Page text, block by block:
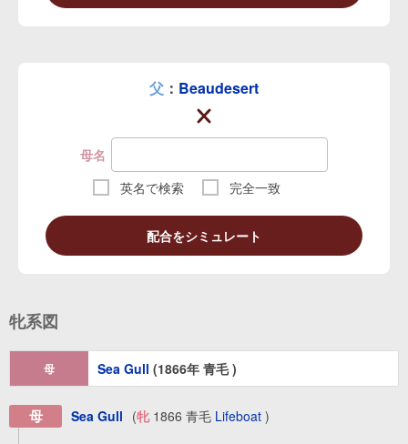
父 ： Beaudesert
母名
英名で検索
完全一致
配合をシミュレート
牝系図
母 Sea Gull (1866年 青毛 )
母 Sea Gull (牝1866 青毛 Lifeboat )